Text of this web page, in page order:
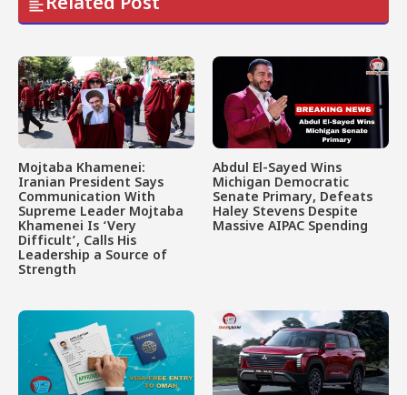
Mojtaba Khamenei:
Iranian President Says
Communication With
Supreme Leader Mojtaba
Khamenei Is ‘Very
Difficult’, Calls His
Leadership a Source of
Strength
Abdul El-Sayed Wins
Michigan Democratic
Senate Primary, Defeats
Haley Stevens Despite
Massive AIPAC Spending